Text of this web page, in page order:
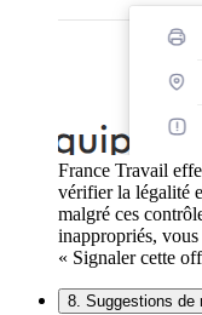
France Travail
vérifier la légalité
malgré ces
inappropriés,
« Signaler cette
8. Suggestions de